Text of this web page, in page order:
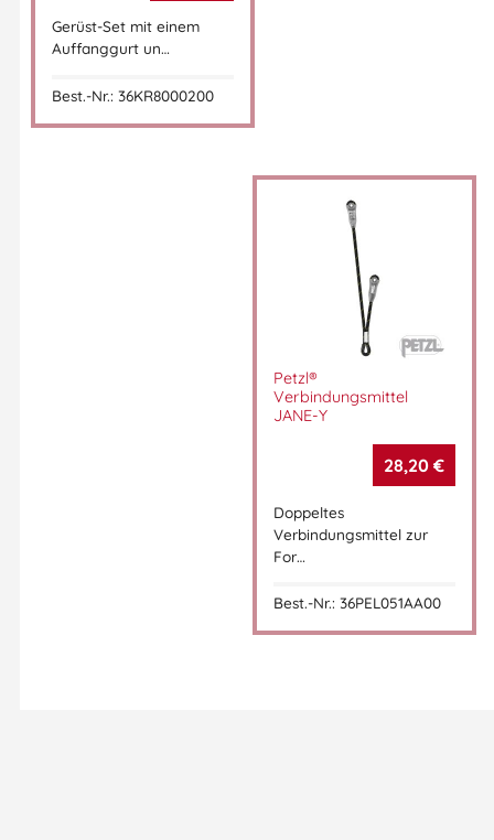
Gerüst-Set mit einem
Auffanggurt un…
Best.-Nr.: 36KR8000200
Petzl®
Verbindungsmittel
JANE-Y
28,20 €
Doppeltes
Verbindungsmittel zur
For…
Best.-Nr.: 36PEL051AA00